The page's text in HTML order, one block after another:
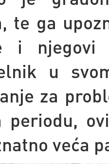
te ga
i njegovi
u
za
periodu,
veća